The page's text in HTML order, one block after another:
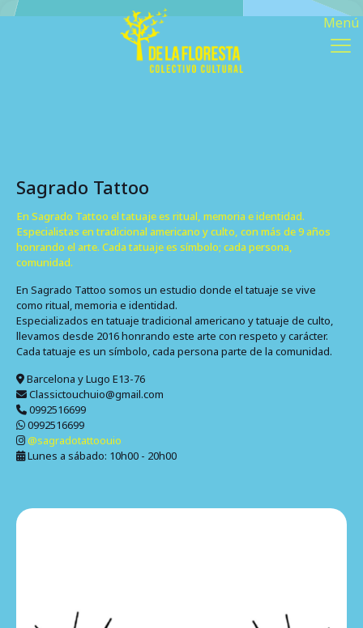
Sagrado Tattoo
En Sagrado Tattoo el tatuaje es ritual, memoria e identidad.
Especialistas en tradicional americano y culto, con más de 9 años
honrando el arte. Cada tatuaje es símbolo; cada persona,
comunidad.
En Sagrado Tattoo somos un estudio donde el tatuaje se vive
como ritual, memoria e identidad.
Especializados en tatuaje tradicional americano y tatuaje de culto,
llevamos desde 2016 honrando este arte con respeto y carácter.
Cada tatuaje es un símbolo, cada persona parte de la comunidad.
Barcelona y Lugo E13-76
Classictouchuio@gmail.com
0992516699
0992516699
@sagradotattoouio
Lunes a sábado: 10h00 - 20h00